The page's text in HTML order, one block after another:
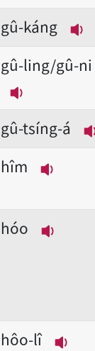
播
gû-káng
gû-ling/gû-ni
播放音讀
gû-tsíng-á
hîm
播放
hóo
播放
hôo-lî